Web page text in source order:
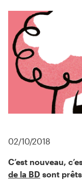
02/10/2018
C’est nouveau,
de la BD sont